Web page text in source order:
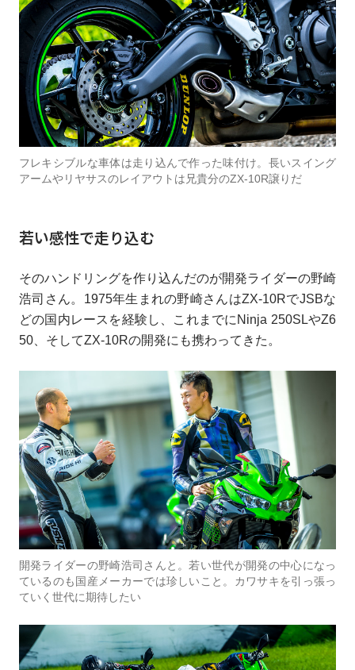
フレキシブルな車体は走り込んで作った味付け。長いスイング
アームやリヤサスのレイアウトは兄貴分のZX-10R譲りだ
若い感性で走り込む
そのハンドリングを作り込んだのが開発ライダーの野崎
浩司さん。1975年生まれの野崎さんはZX-10RでJSBな
どの国内レースを経験し、これまでにNinja 250SLやZ6
50、そしてZX-10Rの開発にも携わってきた。
開発ライダーの野崎浩司さんと。若い世代が開発の中心になっ
ているのも国産メーカーでは珍しいこと。カワサキを引っ張っ
ていく世代に期待したい